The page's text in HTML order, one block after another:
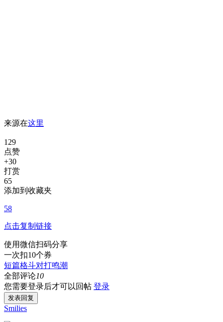
来源在这里
129
点赞
+30
打赏
65
添加到收藏夹
58
点击复制链接
使用微信扫码分享
一次扣10个券
短篇格斗对打鸣潮
全部评论10
您需要登录后才可以回帖 登录
发表回复
Smilies